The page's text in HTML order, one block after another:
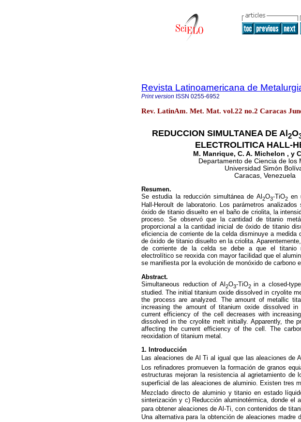
Revista Latinoamericana de
Print version ISSN 0255-6952
Rev. LatinAm. Met. Mat. vol.22 no.2 Caracas
REDUCCION SIMULTANEA DE Al2O
ELECTROLITICA HALL-
M. Manrique, C. A. Michelon , y
Departamento de Ciencia de los
Universidad Simón
Caracas, Venezuela
Resumen.
Se estudia la reducción simultánea de Al2O3-TiO2en
Hall-Heroult de laboratorio. Los parámetros
óxido de titanio disuelto en el baño de criolita, la
proceso. Se observó que la cantidad de titanio
proporcional a la cantidad inicial de óxido de titanio
eficiencia de corriente de la celda disminuye a medida
de óxido de titanio disuelto en la criolita.
de corriente de la celda se debe a que el titanio
electrolítico se reoxida con mayor facilidad que el
se manifiesta por la evolución de monóxido de carbono
Abstract.
Simultaneous reduction of Al2O3-TiO2in a closed-
studied. The initial titanium oxide dissolved in cryolite
the process are analyzed. The amount of metallic
increasing the amount of titanium oxide dissolved
current efficiency of the cell decreases with
dissolved in the cryolite melt initially. Apparently, the
affecting the current efficiency of the cell. The
reoxidation of titanium metal.
1. Introducción
Las aleaciones de Al Ti al igual que las aleaciones de
Los refinadores promueven la formación de granos
estructuras mejoran la resistencia al agrietamiento de
superficial de las aleaciones de aluminio. Existen tres
Mezclado directo de aluminio y titanio en estado
sinterización y c) Reducción aluminotérmica, donde el
para obtener aleaciones de Al-Ti, con contenidos de
Una alternativa para la obtención de aleaciones